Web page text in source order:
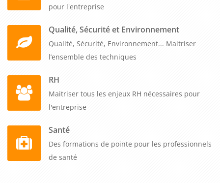
pour l'entreprise
Qualité, Sécurité et Environnement
Qualité, Sécurité, Environnement... Maitriser
l’ensemble des techniques
RH
Maitriser tous les enjeux RH nécessaires pour
l'entreprise
Santé
Des formations de pointe pour les professionnels
de santé